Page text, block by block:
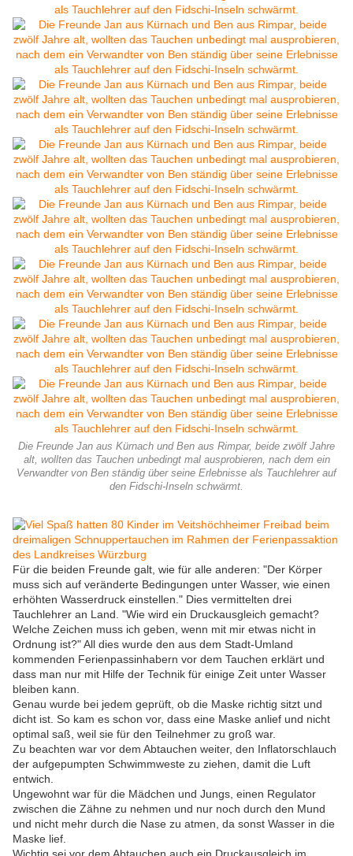
Die Freunde Jan aus Kürnach und Ben aus Rimpar, beide zwölf Jahre
alt, wollten das Tauchen unbedingt mal ausprobieren, nach dem ein
Verwandter von Ben ständig über seine Erlebnisse als Tauchlehrer auf
den Fidschi-Inseln schwärmt.
Für die beiden Freunde galt, wie für alle anderen: "Der Körper
muss sich auf veränderte Bedingungen unter Wasser, wie einen
erhöhten Wasserdruck einstellen." Dies vermittelten drei
Tauchlehrer an Land. "Wie wird ein Druckausgleich gemacht?
Welche Zeichen muss ich geben, wenn mit mir etwas nicht in
Ordnung ist?" All dies wurde den aus dem Stadt-Umland
kommenden Ferienpassinhabern vor dem Tauchen erklärt und
dass man nur mit Hilfe der Technik für einige Zeit unter Wasser
bleiben kann.
Genau wurde bei jedem geprüft, ob die Maske richtig sitzt und
dicht ist. So kam es schon vor, dass eine Maske anlief und nicht
optimal saß, weil sie für den Teilnehmer zu groß war.
Zu beachten war vor dem Abtauchen weiter, den Inflatorschlauch
der aufgepumpten Schwimmweste zu ziehen, damit die Luft
entwich.
Ungewohnt war für die Mädchen und Jungs, einen Regulator
zwischen die Zähne zu nehmen und nur noch durch den Mund
und nicht mehr durch die Nase zu atmen, da sonst Wasser in die
Maske lief.